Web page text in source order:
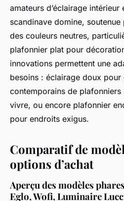
amateurs d’éclairage intérieur
scandinave domine, soutenue
des couleurs neutres,
plafonnier plat pour
innovations permettent une
besoins : éclairage doux
contemporains de
vivre, ou encore plafonnier
pour endroits exigus.
Comparatif de
options d’achat
Aperçu des modèles
Eglo, Wofi, Luminaire